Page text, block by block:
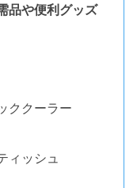
品や便利グッズ
ククーラー
ィッシュ